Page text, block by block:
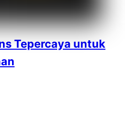
Tepercaya untuk